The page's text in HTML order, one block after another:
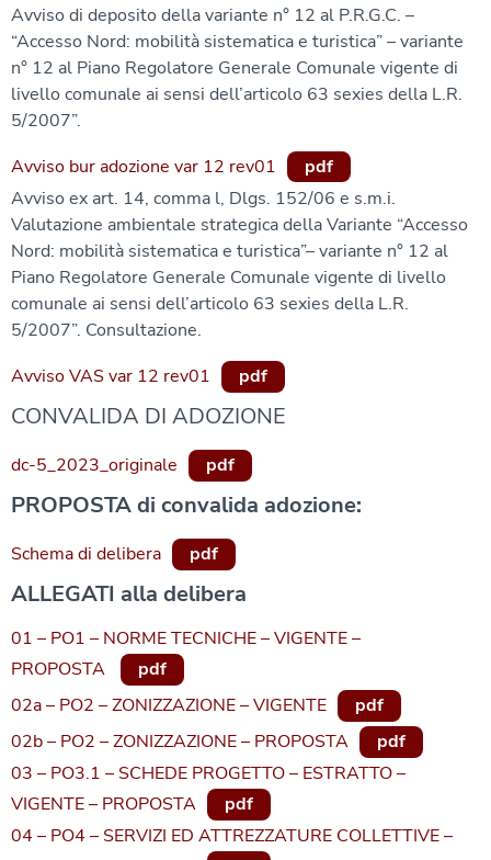
Avviso di deposito della variante n° 12 al P.R.G.C. –
“Accesso Nord: mobilità sistematica e turistica” – variante
n° 12 al Piano Regolatore Generale Comunale vigente di
livello comunale ai sensi dell’articolo 63 sexies della L.R.
5/2007”.
Avviso bur adozione var 12 rev01
pdf
Avviso ex art. 14, comma l, Dlgs. 152/06 e s.m.i.
Valutazione ambientale strategica della Variante “Accesso
Nord: mobilità sistematica e turistica”– variante n° 12 al
Piano Regolatore Generale Comunale vigente di livello
comunale ai sensi dell’articolo 63 sexies della L.R.
5/2007”. Consultazione.
Avviso VAS var 12 rev01
pdf
CONVALIDA DI ADOZIONE
dc-5_2023_originale pdf
PROPOSTA di convalida adozione:
Schema di delibera pdf
ALLEGATI alla delibera
01 – PO1 – NORME TECNICHE – VIGENTE –
PROPOSTA
pdf
02a – PO2 – ZONIZZAZIONE – VIGENTE
pdf
02b – PO2 – ZONIZZAZIONE – PROPOSTA
pdf
03 – PO3.1 – SCHEDE PROGETTO – ESTRATTO –
VIGENTE – PROPOSTA
pdf
04 – PO4 – SERVIZI ED ATTREZZATURE COLLETTIVE –